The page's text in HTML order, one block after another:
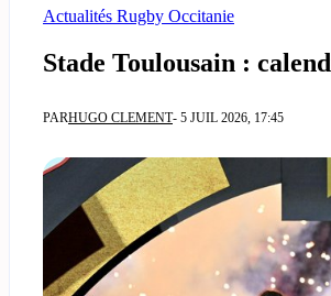
Actualités Rugby Occitanie
Stade Toulousain :
PARHUGO CLEMENT- 5 JUIL 2026, 17:45